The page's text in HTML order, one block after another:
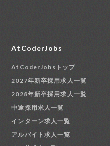
AtCoderJobs
AtCoderJobsトップ
2027年新卒採用求人一覧
2028年新卒採用求人一覧
中途採用求人一覧
インターン求人一覧
アルバイト求人一覧